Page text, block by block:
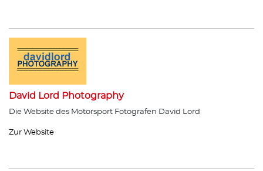
David Lord Photography
Die Website des Motorsport Fotografen David Lord
Zur Website